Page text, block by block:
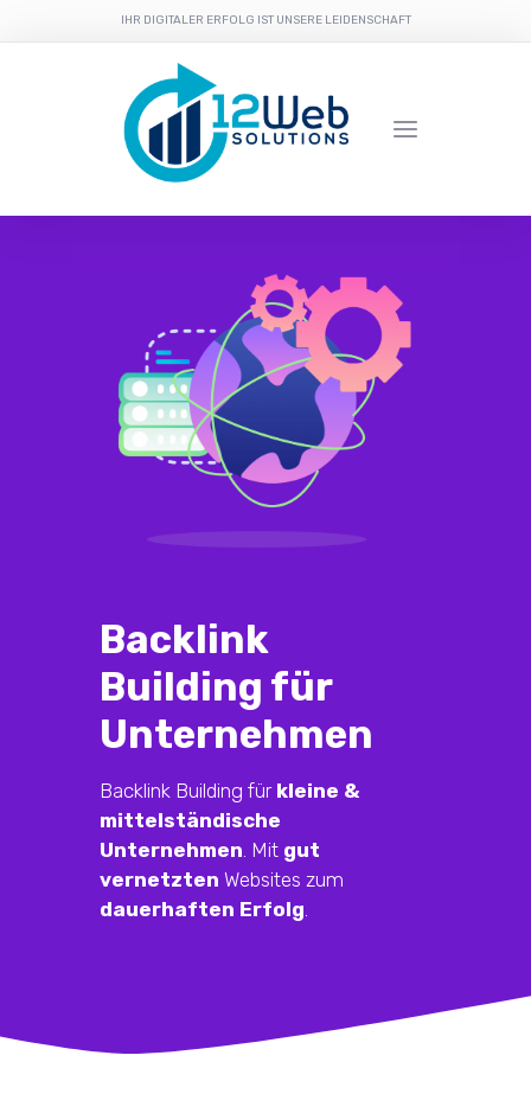
IHR DIGITALER ERFOLG IST UNSERE LEIDENSCHAFT
Backlink
Building für
Unternehmen
Backlink Building für kleine &
mittelständische
Unternehmen . Mit gut
vernetzten Websites zum
dauerhaften Erfolg